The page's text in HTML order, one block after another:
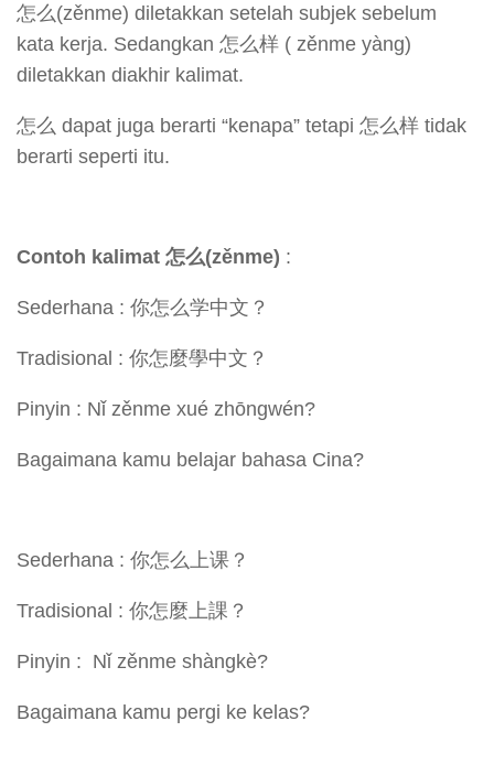
怎么(zěnme) diletakkan setelah subjek sebelum
kata kerja. Sedangkan 怎么样 ( zěnme yàng)
diletakkan diakhir kalimat.
怎么 dapat juga berarti “kenapa” tetapi 怎么样 tidak
berarti seperti itu.
Contoh kalimat 怎么(zěnme) :
Sederhana : 你怎么学中文？
Tradisional : 你怎麼學中文？
Pinyin : Nǐ zěnme xué zhōngwén?
Bagaimana kamu belajar bahasa Cina?
Sederhana : 你怎么上课？
Tradisional : 你怎麼上課？
Pinyin : Nǐ zěnme shàngkè?
Bagaimana kamu pergi ke kelas?